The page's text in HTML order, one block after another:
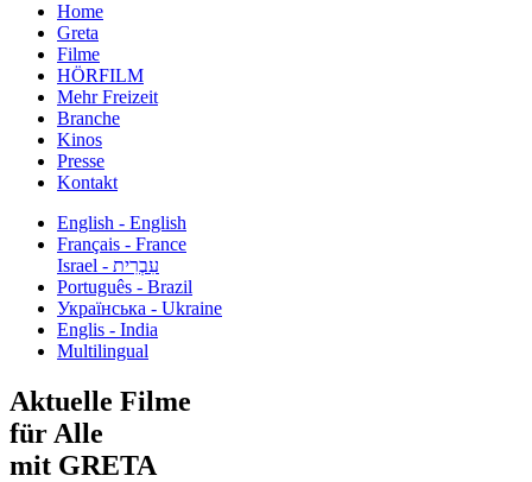
Home
Greta
Filme
HÖRFILM
Mehr Freizeit
Branche
Kinos
Presse
Kontakt
English - English
Français - France
עִבְרִית - Israel
Português - Brazil
Українська - Ukraine
Englis - India
Multilingual
Aktuelle Filme
für Alle
mit GRETA